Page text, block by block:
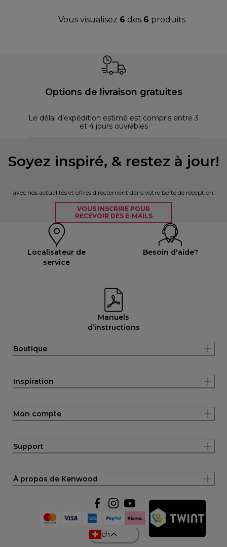
Vous visualisez 6 des 6 produits
Options de livraison gratuites
Le délai d’expédition estimé est compris entre 3
et 4 jours ouvrables
Soyez inspiré, & restez à jour!
avec nos actualités et offres directement dans votre boîte de réception.
VOUS INSCRIRE POUR
RECEVOIR DES E-MAILS
Localisateur de
service
Besoin d'aide?
Manuels
d’instructions
Boutique
Inspiration
Mon compte
Support
À propos de Kenwood
ch